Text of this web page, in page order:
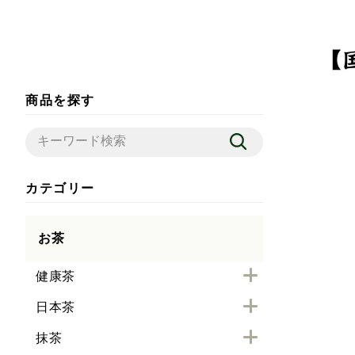
商品を探す
カテゴリー
お茶
健康茶
日本茶
抹茶